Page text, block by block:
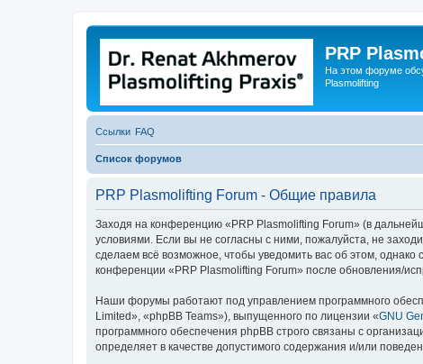
PRP
На этом форуме
Plasmolifting
Ссылки FAQ
Список форумов
PRP Plasmolifting Forum - Общие правила
Заходя на конференцию «PRP Plasmolifting Forum» (в
условиями. Если вы не согласны с ними, пожалуйста, не
сделаем всё возможное, чтобы уведомить вас об этом,
конференции «PRP Plasmolifting Forum» после обновления/
Наши форумы работают под управлением программного
Limited», «phpBB Teams»), выпущенного по лицензии «GNU
программного обеспечения phpBB строго связаны с
определяет в качестве допустимого содержания и/или